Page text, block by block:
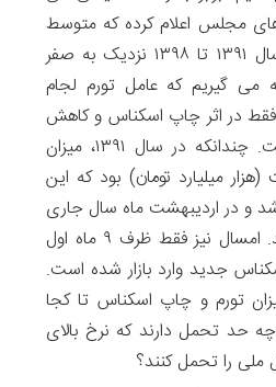
مجلس اعلام کرده که متوسط
رشد اقتصادی کشور از سال ۱۳۹۱ تا ۱۳۹۸ نزدیک به صفر
گیریم که عامل تورم لجام
در اثر چاپ اسکناس و کاهش
ارزش پول ملی بوده است. چندانکه در سال ۱۳۹۱، میزان
کشور ۶۱۶ همت (هزار میلیارد تومان) بود که این
ده سال ۸ برابر شد و در اردیبهشت ماه سال جاری
به رقم ۴۹۴۳ همت رسید. امسال نیز فقط ظرف ۹ ماه اول
همت اسکناس جدید وارد بازار شده است.
تورم و چاپ اسکناس تا کجا
چه حد تحمل دارند که نرخ بالای
را تحمل کنند؟